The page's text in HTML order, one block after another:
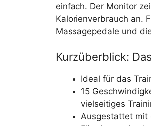
einfach. Der Monitor
Kalorienverbrauch an.
Massagepedale und
Kurzüberblick:
Ideal für das
15
vielseitiges
Ausgestattet mit